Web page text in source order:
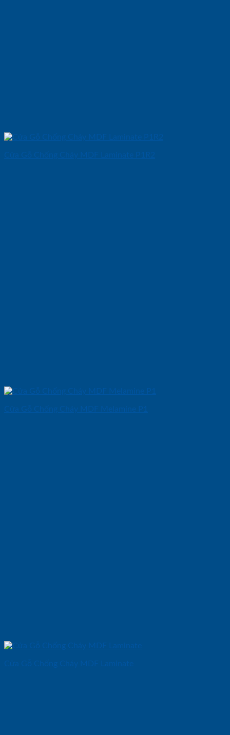
Cửa Gỗ Chống Cháy MDF Laminate P1R2
Cửa Gỗ Chống Cháy MDF Melamine P1
Cửa Gỗ Chống Cháy MDF Laminate